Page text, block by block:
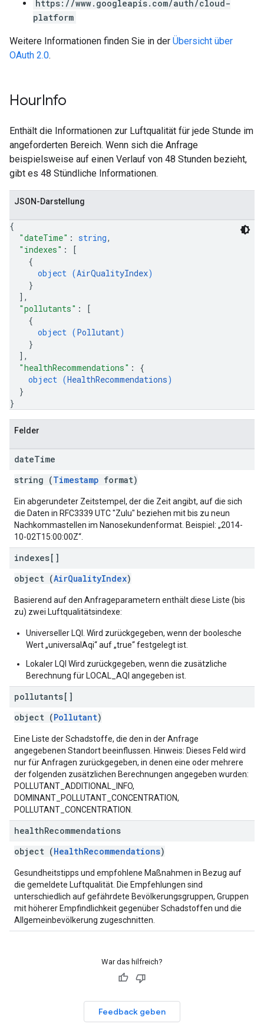
https://www.googleapis.com/auth/cloud-
platform
Weitere Informationen finden Sie in der Übersicht über
OAuth 2.0.
HourInfo
Enthält die Informationen zur Luftqualität für jede Stunde im
angeforderten Bereich. Wenn sich die Anfrage
beispielsweise auf einen Verlauf von 48 Stunden bezieht,
gibt es 48 Stündliche Informationen.
JSON-Darstellung
{
"dateTime" : string,
"indexes" :
[
{
object (AirQualityIndex)
}
] ,
"pollutants" :
[
{
object (Pollutant)
}
] ,
"healthRecommendations" : {
object (HealthRecommendations)
}
}
Felder
dateTime
string (Timestamp format)
Ein abgerundeter Zeitstempel, der die Zeit angibt, auf die sich
die Daten in RFC3339 UTC "Zulu" beziehen mit bis zu neun
Nachkommastellen im Nanosekundenformat. Beispiel: „2014-
10-02T15:00:00Z“.
indexes[]
object (AirQualityIndex)
Basierend auf den Anfrageparametern enthält diese Liste (bis
zu) zwei Luftqualitätsindexe:
Universeller LQI. Wird zurückgegeben, wenn der boolesche
Wert „universalAqi“ auf „true“ festgelegt ist.
Lokaler LQI Wird zurückgegeben, wenn die zusätzliche
Berechnung für LOCAL_AQI angegeben ist.
pollutants[]
object (Pollutant)
Eine Liste der Schadstoffe, die den in der Anfrage
angegebenen Standort beeinflussen. Hinweis: Dieses Feld wird
nur für Anfragen zurückgegeben, in denen eine oder mehrere
der folgenden zusätzlichen Berechnungen angegeben wurden:
POLLUTANT_ADDITIONAL_INFO,
DOMINANT_POLLUTANT_CONCENTRATION,
POLLUTANT_CONCENTRATION.
healthRecommendations
object (HealthRecommendations)
Gesundheitstipps und empfohlene Maßnahmen in Bezug auf
die gemeldete Luftqualität. Die Empfehlungen sind
unterschiedlich auf gefährdete Bevölkerungsgruppen, Gruppen
mit höherer Empfindlichkeit gegenüber Schadstoffen und die
Allgemeinbevölkerung zugeschnitten.
War das hilfreich?
Feedback geben